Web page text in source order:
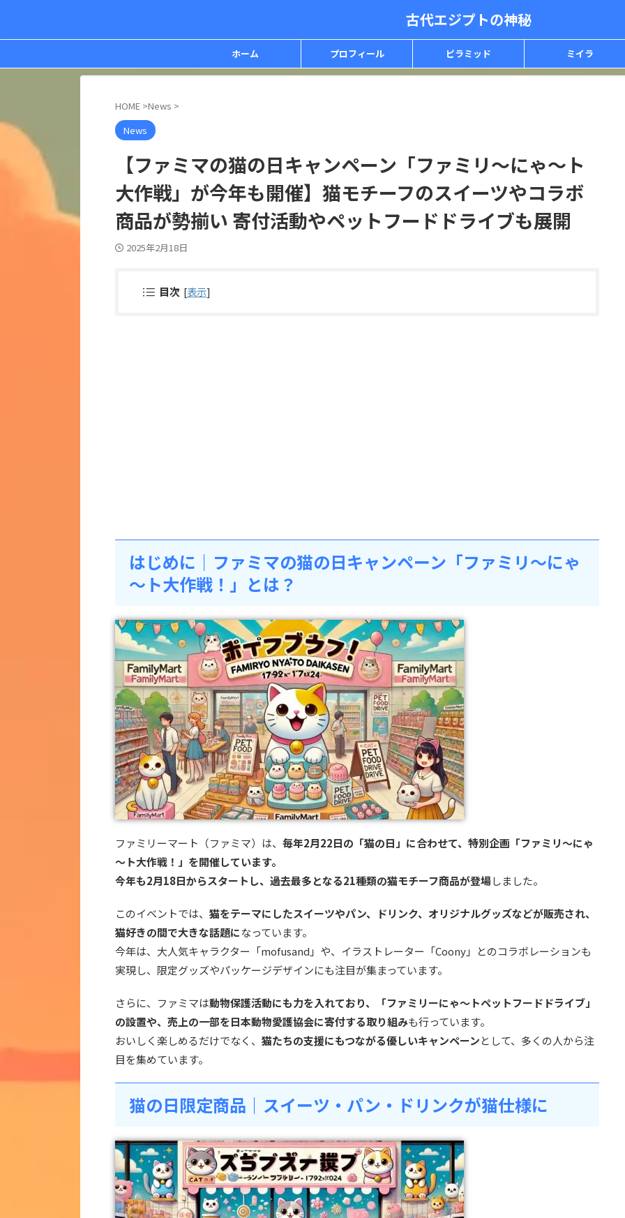
古代エジプトの神秘
ホーム プロフィール ピラミッド ミイラ
HOME >News >
News
【ファミマの猫の日キャンペーン「ファミリ～にゃ～ト
大作戦」が今年も開催】猫モチーフのスイーツやコラボ
商品が勢揃い 寄付活動やペットフードドライブも展開
2025年2月18日
目次 [表示]
はじめに｜ファミマの猫の日キャンペーン「ファミリ～にゃ
～ト大作戦！」とは？
ファミリーマート（ファミマ）は、 毎年2月22日の「猫の日」に合わせて、特別企画「ファミリ～にゃ
～ト大作戦！」を開催しています。
今年も2月18日からスタートし、過去最多となる21種類の猫モチーフ商品が登場しました。
このイベントでは、 猫をテーマにしたスイーツやパン、ドリンク、オリジナルグッズなどが販売され、
猫好きの間で大きな話題になっています。
今年は、大人気キャラクター「mofusand」や、イラストレーター「Coony」とのコラボレーションも
実現し、限定グッズやパッケージデザインにも注目が集まっています。
さらに、ファミマは動物保護活動にも力を入れており、「ファミリーにゃ～トペットフードドライブ」
の設置や、売上の一部を日本動物愛護協会に寄付する取り組みも行っています。
おいしく楽しめるだけでなく、 猫たちの支援にもつながる優しいキャンペーンとして、多くの人から注
目を集めています。
猫の日限定商品｜スイーツ・パン・ドリンクが猫仕様に